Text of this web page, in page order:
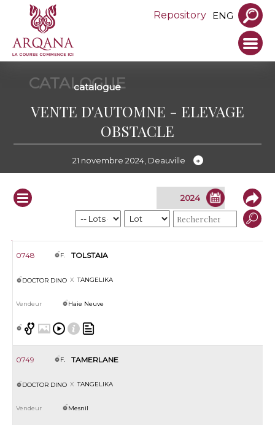
Repository ENG
CATALOGUE
catalogue
VENTE D'AUTOMNE - ELEVAGE
OBSTACLE
21 novembre 2024, Deauville
Lot
S. Prod. Nom Père Mère Pleine de Vendeur
0748 F. TOLSTAIA
DOCTOR DINO TANGELIKA
Haie Neuve
0749 F. TAMERLANE
DOCTOR DINO TANGELIKA
Mesnil